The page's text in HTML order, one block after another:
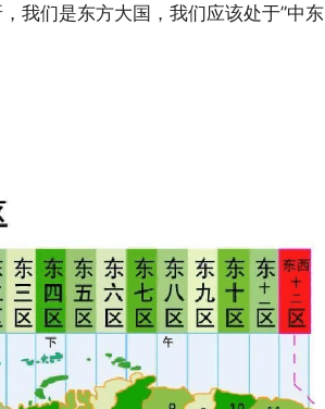
我们是东方大国，我们应该处于”中东